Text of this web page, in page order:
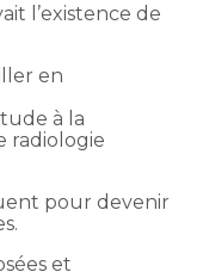
l’existence de
en
à la
radiologie
pour devenir
et